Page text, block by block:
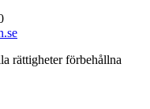
rättigheter förbehållna